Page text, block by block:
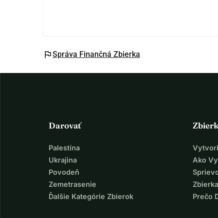
flagSpráva Finančná Zbierka
Darovať
Palestína
Ukrajina
Povodeň
Zemetrasenie
Ďalšie Kategórie Zbierok
Ako
Prečo